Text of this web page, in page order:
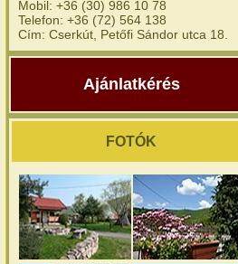
Mobil: +36 (30) 986 10 78
Telefon: +36 (72) 564 138
Cím: Cserkút, Petőfi Sándor utca 18.
Ajánlatkérés
FOTÓK